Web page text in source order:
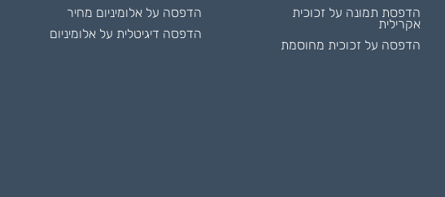
הדפסת תמונה על זכוכית
אקרילית
הדפסה על זכוכית מחוסמת
הדפסה על אלומיניום מחיר
הדפסה דיגיטלית על אלומיניום